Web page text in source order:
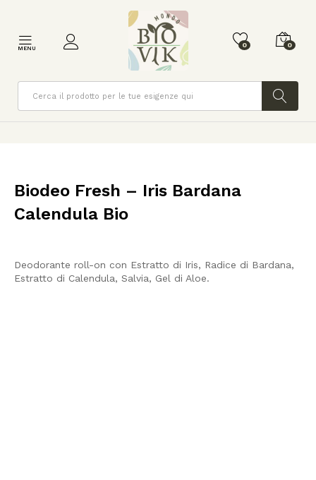
MENU 0 0
Cerca
Biodeo Fresh – Iris Bardana
Calendula Bio
Deodorante roll-on con Estratto di Iris, Radice di Bardana,
Estratto di Calendula, Salvia, Gel di Aloe.